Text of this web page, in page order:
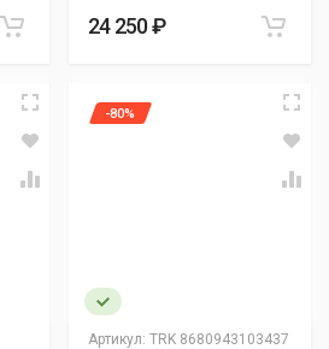
24 250 ₽
Артикул: TRK 8680943103437
-80%